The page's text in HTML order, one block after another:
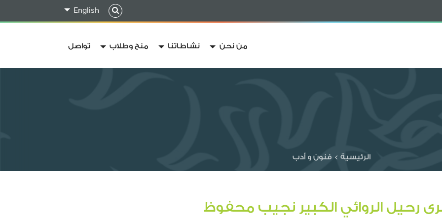
English
من نحن نشاطاتنا منح وطلاب تواصل
الرئيسية > فنون و أدب
رحيل الروائي الكبير نجيب محفوظ